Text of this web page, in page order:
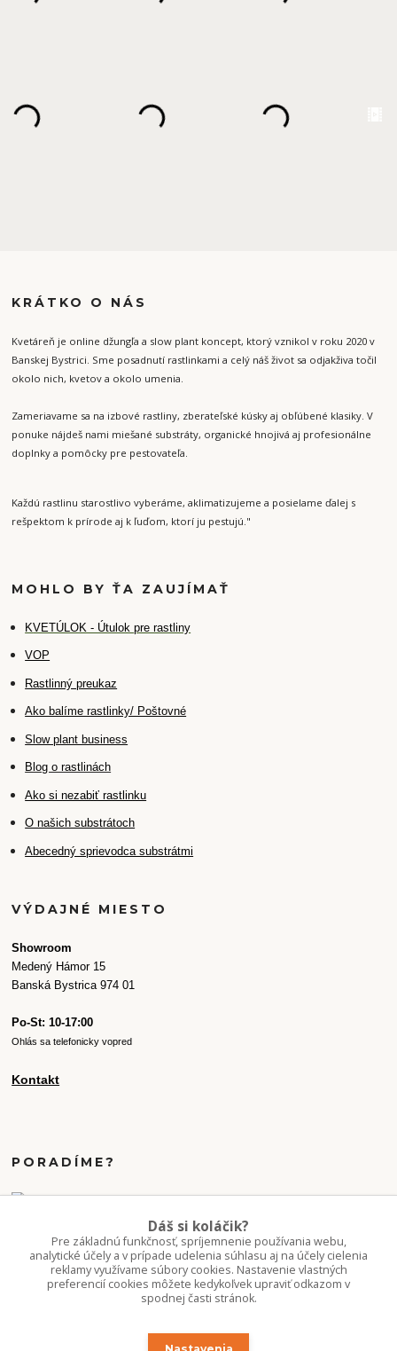
KRÁTKO O NÁS
Kvetáreň je online džungľa a slow plant koncept, ktorý vznikol v roku 2020 v
Banskej Bystrici. Sme posadnutí rastlinkami a celý náš život sa odjakživa točil
okolo nich, kvetov a okolo umenia.
Zameriavame sa na izbové rastliny, zberateľské kúsky aj obľúbené klasiky. V
ponuke nájdeš nami miešané substráty, organické hnojivá aj profesionálne
doplnky a pomôcky pre pestovateľa.
Každú rastlinu starostlivo vyberáme, aklimatizujeme a posielame ďalej s
rešpektom k prírode aj k ľuďom, ktorí ju pestujú."
MOHLO BY ŤA ZAUJÍMAŤ
KVETÚLOK - Útulok pre rastliny
VOP
Rastlinný preukaz
Ako balíme rastlinky/ Poštovné
Slow plant business
Blog o rastlinách
Ako si nezabiť rastlinku
O našich substrátoch
Abecedný sprievodca substrátmi
VÝDAJNÉ MIESTO
Showroom
Medený Hámor 15
Banská Bystrica 974 01
Po-St: 10-17:00
Ohlás sa telefonicky vopred
Kontakt
PORADÍME?
Po-Pi 10-16:00
info.kvetaren@gmail.com
Dáš si koláčik?
Pre základnú funkčnosť, spríjemnenie používania webu,
analytické účely a v prípade udelenia súhlasu aj na účely cielenia
reklamy využívame súbory cookies. Nastavenie vlastných
preferencií cookies môžete kedykoľvek upraviť odkazom v
spodnej časti stránok.